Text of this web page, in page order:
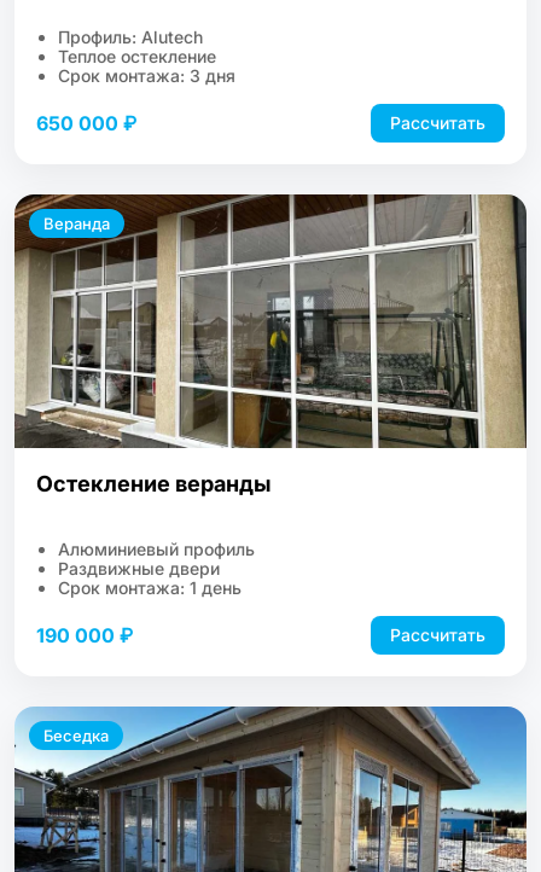
Профиль: Alutech
Теплое остекление
Срок монтажа: 3 дня
650 000 ₽ Рассчитать
Веранда
Остекление веранды
Алюминиевый профиль
Раздвижные двери
Срок монтажа: 1 день
190 000 ₽ Рассчитать
Беседка